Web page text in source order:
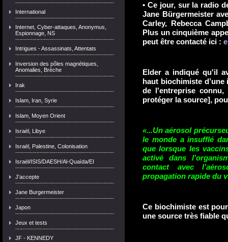
International
Internet, Cyber-attaques, Anonymus,
Espionnage, NS
Intrigues - Assassinats, Attentats
Inversion des pôles magnétiques,
Anomalies, Brèche
Irak
Islam, Iran, Syrie
Islam, Moyen Orient
Israël, Libye
Israël, Palestine, Colonisation
Israël/ISIS/DAESH/Al-Quaïda/EI
J'accepte
Jane Burgermeister
Japon
Jeux et tests
JF - KENNEDY
• Ce jour, sur la radio
Jane Bürgermeister
Carley, Rebecca
Plus un cinquième
peut être contacté ici :
Elder a indiqué qu'il
haut biochimiste
de l'entreprise
protéger la source],
«...Un aérosol
le monde a insufflé
que lorsque les
activé dans
contact avec
propagation rapide du
Ce biochimiste est
une source très fiable